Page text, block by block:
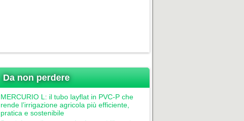
Da non perdere
MERCURIO L: il tubo layflat in PVC-P che
rende l’irrigazione agricola più efficiente,
pratica e sostenibile